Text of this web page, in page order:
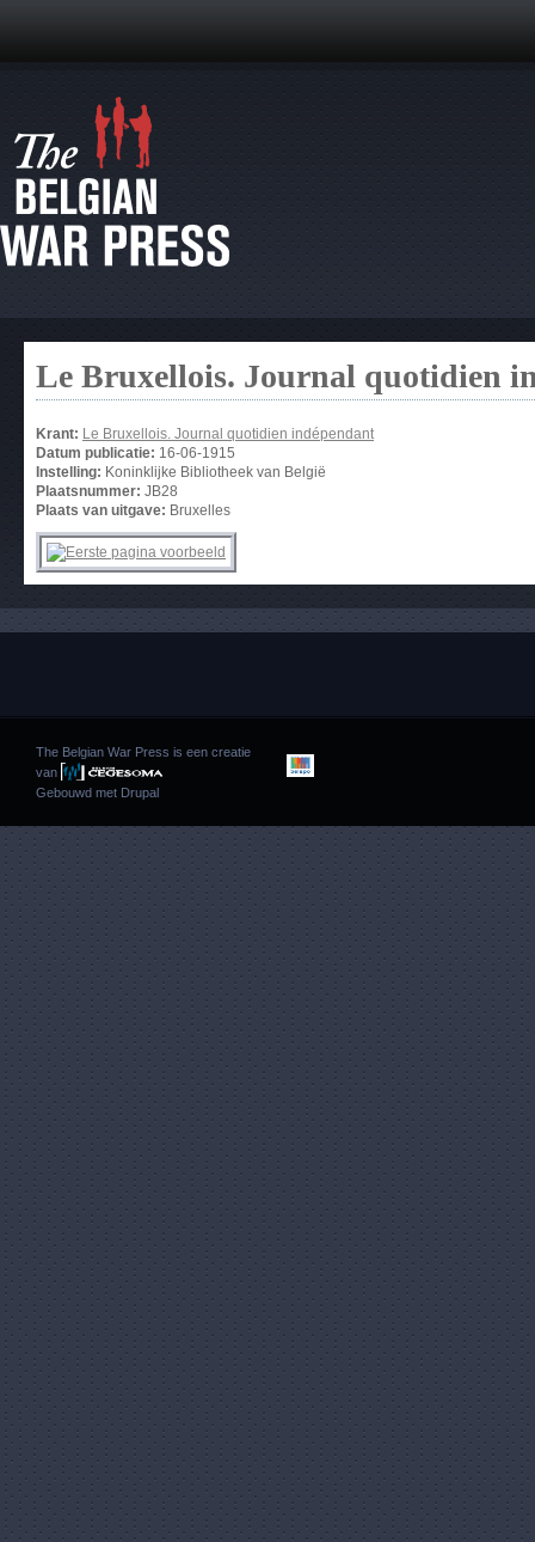
Le Bruxellois. Journal quotidien
Krant: Le Bruxellois. Journal quotidien indépendant
Datum publicatie: 16-06-1915
Instelling: Koninklijke Bibliotheek van België
Plaatsnummer: JB28
Plaats van uitgave: Bruxelles
The Belgian War Press is een creatie
van
Gebouwd met Drupal